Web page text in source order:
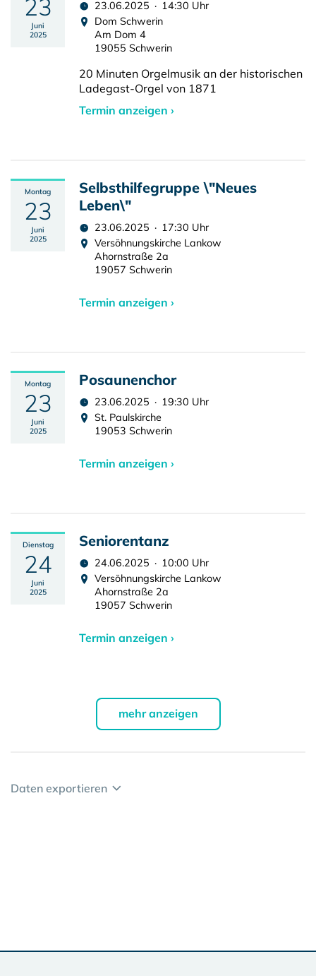
23
Juni
2025
23.06.2025 · 14:30 Uhr
Dom Schwerin
Am Dom 4
19055 Schwerin
20 Minuten Orgelmusik an der historischen
Ladegast-Orgel von 1871
Termin anzeigen ›
Montag
23
Juni
2025
Selbsthilfegruppe \"Neues
Leben\"
23.06.2025 · 17:30 Uhr
Versöhnungskirche Lankow
Ahornstraße 2a
19057 Schwerin
Termin anzeigen ›
Montag
23
Juni
2025
Posaunenchor
23.06.2025 · 19:30 Uhr
St. Paulskirche
19053 Schwerin
Termin anzeigen ›
Dienstag
24
Juni
2025
Seniorentanz
24.06.2025 · 10:00 Uhr
Versöhnungskirche Lankow
Ahornstraße 2a
19057 Schwerin
Termin anzeigen ›
mehr anzeigen
Daten exportieren